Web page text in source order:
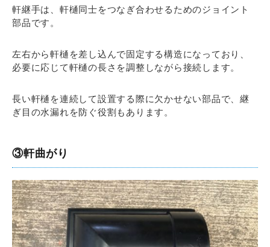
軒継手は、軒樋同士をつなぎ合わせるためのジョイント
部品です。
左右から軒樋を差し込んで固定する構造になっており、
必要に応じて軒樋の長さを調整しながら接続します。
長い軒樋を連続して設置する際に欠かせない部品で、継
ぎ目の水漏れを防ぐ役割もあります。
③軒曲がり